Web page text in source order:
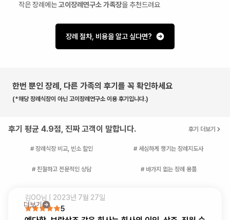
작은 장례에는고이장례연구소 가족장을 추천드려요
장례 절차, 비용을 알고 싶다면?
한번 뿐인 장례, 다른 가족의 후기를 꼭 확인하세요
(*해당 장례식장이 아닌 고이장례연구소 이용 후기입니다.)
후기 평균 4.9점, 진짜 고객이 말합니다. 후기 더보기
# 장례식장 비교, 빈소 할인 # 세심하게 챙기는 장례지도사
# 친절하고 전문적인 상담 # 바가지 없는 장례 용품
더보기
김OO님 | 2023년 7월 27일
5